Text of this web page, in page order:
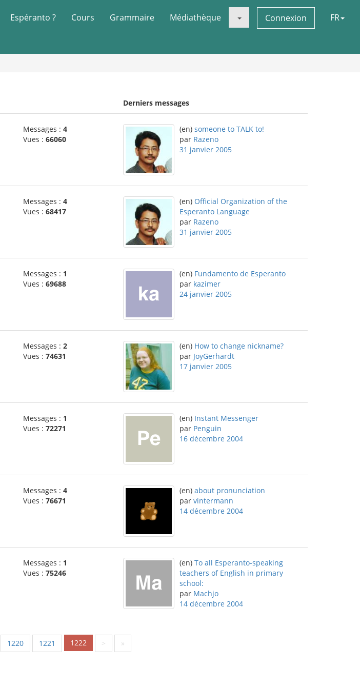
Espéranto ? Cours Grammaire Médiathèque Connexion FR
Derniers messages
Messages : 4
Vues : 66060
(en) someone to TALK to!
par Razeno
31 janvier 2005
Messages : 4
Vues : 68417
(en) Official Organization of the
Esperanto Language
par Razeno
31 janvier 2005
Messages : 1
Vues : 69688
(en) Fundamento de Esperanto
par kazimer
24 janvier 2005
Messages : 2
Vues : 74631
(en) How to change nickname?
par JoyGerhardt
17 janvier 2005
Messages : 1
Vues : 72271
(en) Instant Messenger
par Penguin
16 décembre 2004
Messages : 4
Vues : 76671
(en) about pronunciation
par vintermann
14 décembre 2004
Messages : 1
Vues : 75246
(en) To all Esperanto-speaking
teachers of English in primary
school:
par Machjo
14 décembre 2004
1220 1221 1222 > »